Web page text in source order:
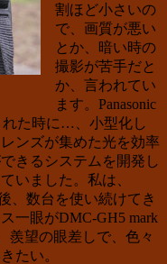
割ほど小さいの
で、画質が悪い
とか、暗い時の
撮影が苦手だと
か、言われてい
ます。Panasonic
れた時に…、小型化し
ンズが集めた光を効率
きるシステムを開発し
いました。私は、
、数台を使い続けてき
一眼がDMC-GH5 mark
望の眼差しで、色々
たい。